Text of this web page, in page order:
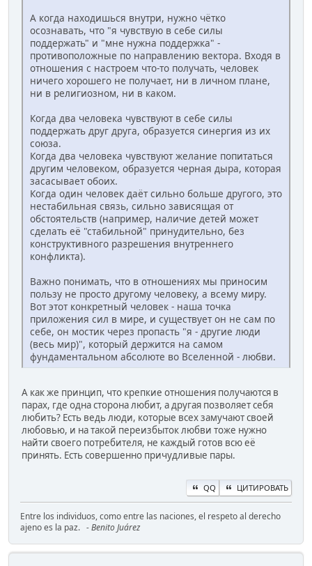
А когда находишься внутри, нужно чётко
осознавать, что "я чувствую в себе силы
поддержать" и "мне нужна поддержка" -
противоположные по направлению вектора. Входя в
отношения с настроем что-то получать, человек
ничего хорошего не получает, ни в личном плане,
ни в религиозном, ни в каком.
Когда два человека чувствуют в себе силы
поддержать друг друга, образуется синергия из их
союза.
Когда два человека чувствуют желание попитаться
другим человеком, образуется черная дыра, которая
засасывает обоих.
Когда один человек даёт сильно больше другого, это
нестабильная связь, сильно зависящая от
обстоятельств (например, наличие детей может
сделать её "стабильной" принудительно, без
конструктивного разрешения внутреннего
конфликта).
Важно понимать, что в отношениях мы приносим
пользу не просто другому человеку, а всему миру.
Вот этот конкретный человек - наша точка
приложения сил в мире, и существует он не сам по
себе, он мостик через пропасть "я - другие люди
(весь мир)", который держится на самом
фундаментальном абсолюте во Вселенной - любви.
А как же принцип, что крепкие отношения получаются в
парах, где одна сторона любит, а другая позволяет себя
любить? Есть ведь люди, которые всех замучают своей
любовью, и на такой переизбыток любви тоже нужно
найти своего потребителя, не каждый готов всю её
принять. Есть совершенно причудливые пары.
QQ ЦИТИРОВАТЬ
Entre los individuos, como entre las naciones, el respeto al derecho
ajeno es la paz. - Benito Juárez